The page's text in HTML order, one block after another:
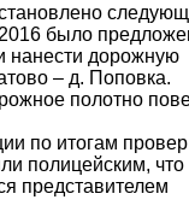
было
нанести дорожную
– д. Поповка.
полотно
по итогам
полицейским, что
представителем